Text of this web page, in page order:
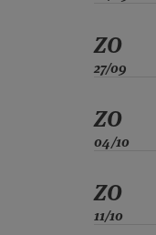
ZO
27/09
ZO
04/10
ZO
11/10